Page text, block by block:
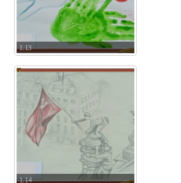
1.13
1.14